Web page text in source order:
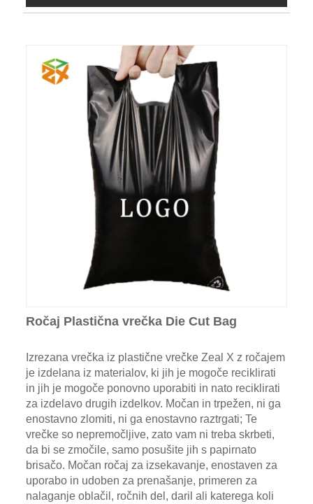
Ročaj Plastična vrečka Die Cut Bag
Izrezana vrečka iz plastične vrečke Zeal X z ročajem
je izdelana iz materialov, ki jih je mogoče reciklirati
in jih je mogoče ponovno uporabiti in nato reciklirati
za izdelavo drugih izdelkov. Močan in trpežen, ni ga
enostavno zlomiti, ni ga enostavno raztrgati; Te
vrečke so nepremočljive, zato vam ni treba skrbeti,
da bi se zmočile, samo posušite jih s papirnato
brisačo. Močan ročaj za izsekavanje, enostaven za
uporabo in udoben za prenašanje, primeren za
nalaganje oblačil, ročnih del, daril ali katerega koli